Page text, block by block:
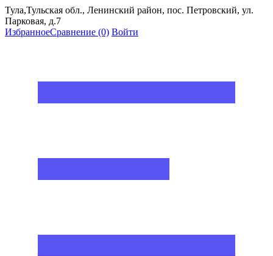
Тула,Тульская обл., Ленинский район, пос. Петровский, ул.
Парковая, д.7
ИзбранноеСравнение (0) Войти